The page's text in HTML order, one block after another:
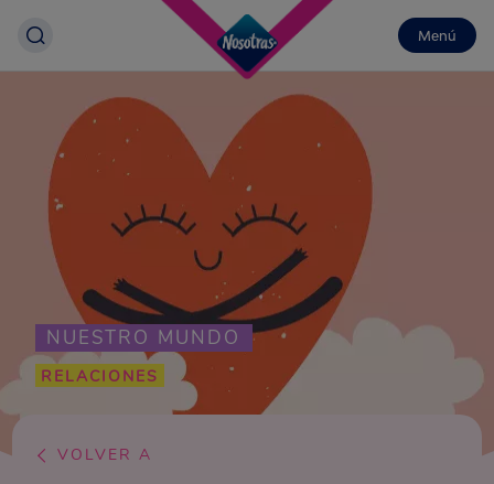
Menú
NUESTRO MUNDO
RELACIONES
VOLVER A